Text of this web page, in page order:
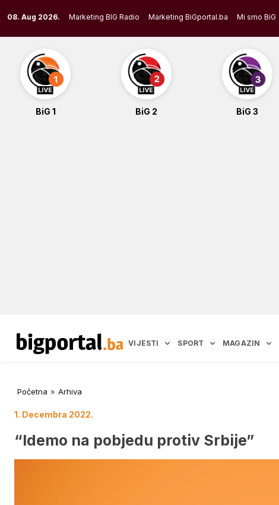
to
content
08. Aug 2026. Marketing BIG Radio Marketing BiGportal.ba Mi smo BiG
BiG 1 BiG 2 BiG 3
VIJESTI SPORT MAGAZIN
Početna » Arhiva
1. Decembra 2022.
“Idemo na pobjedu protiv Srbije”